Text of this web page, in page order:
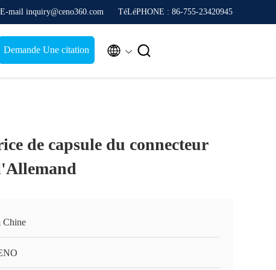
E-mail inquiry@ceno360.com TéLéPHONE : 86-755-23420945
Demande Une citation  
de capsule du connecteur
Chine